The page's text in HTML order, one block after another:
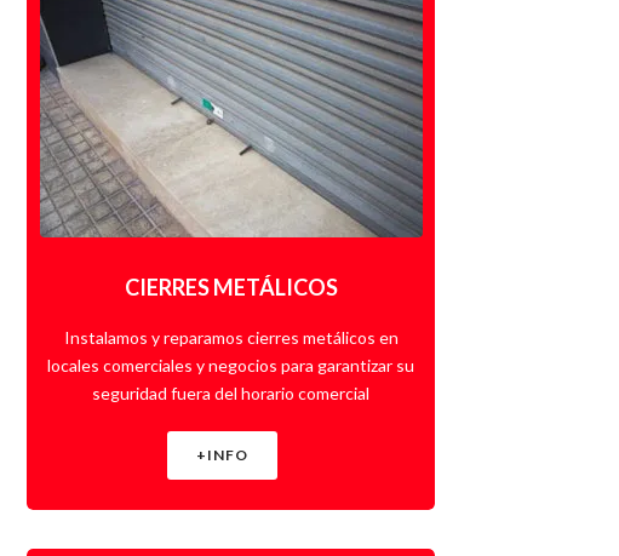
CIERRES METÁLICOS
Instalamos y reparamos cierres metálicos en
locales comerciales y negocios para garantizar su
seguridad fuera del horario comercial
+INFO